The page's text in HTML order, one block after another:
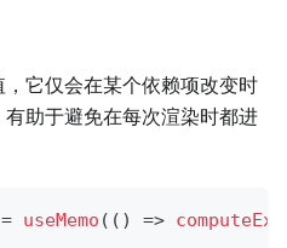
它仅会在某个依赖项改变时
助于避免在每次渲染时都进
= useMemo ( ( ) =>